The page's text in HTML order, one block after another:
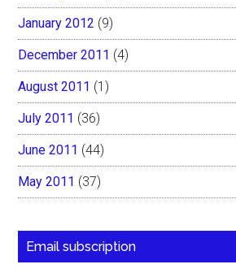
January 2012 (9)
December 2011 (4)
August 2011 (1)
July 2011 (36)
June 2011 (44)
May 2011 (37)
Email subscription